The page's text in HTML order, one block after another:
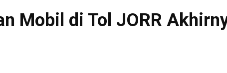
Mobil di Tol JORR